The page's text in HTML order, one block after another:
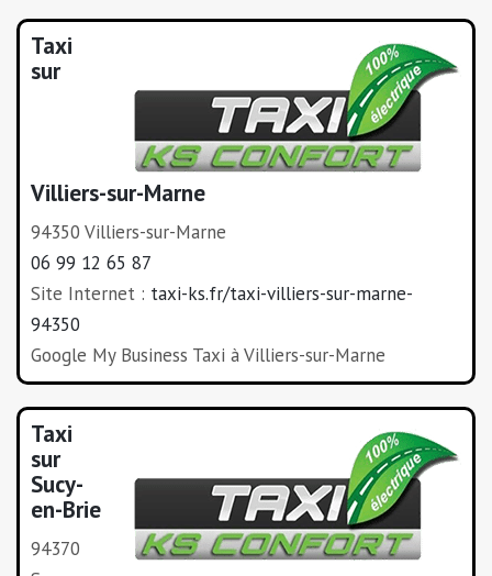
Taxi
sur
Villiers-sur-Marne
94350 Villiers-sur-Marne
06 99 12 65 87
Site Internet : taxi-ks.fr/taxi-villiers-sur-marne-
94350
Google My Business Taxi à Villiers-sur-Marne
Taxi
sur
Sucy-
en-Brie
94370